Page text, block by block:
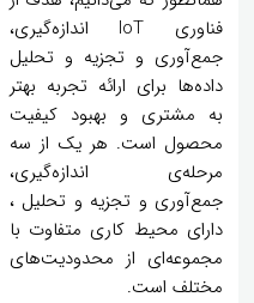
فناوری IoT اندازه‌گیری،
جمع‌آوری و تجزیه و تحلیل
داده‌ها برای ارائه تجربه بهتر
به مشتری و بهبود کیفیت
محصول است. هر یک از سه
مرحله‌ی اندازه‌گیری،
جمع‌آوری و تجزیه و تحلیل ،
دارای محیط کاری متفاوت با
مجموعه‌ای از محدودیت‌های
مختلف است.